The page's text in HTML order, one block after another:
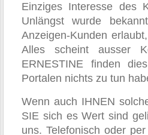
Einziges Interesse des
Unlängst wurde
Anzeigen-Kunden
Alles scheint ausser
ERNESTINE finden
Portalen nichts zu tun
Wenn auch IHNEN
SIE sich es Wert sind
uns. Telefonisch oder